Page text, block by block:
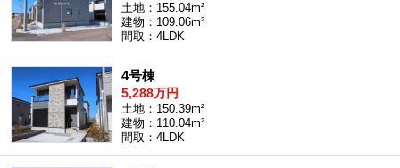
土地：155.04m²
建物：109.06m²
間取：4LDK
4号棟
5,288万円
土地：150.39m²
建物：110.04m²
間取：4LDK